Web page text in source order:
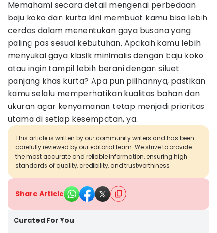
Memahami secara detail mengenai perbedaan
baju koko dan kurta kini membuat kamu bisa lebih
cerdas dalam menentukan gaya busana yang
paling pas sesuai kebutuhan. Apakah kamu lebih
menyukai gaya klasik minimalis dengan baju koko
atau ingin tampil lebih berani dengan siluet
panjang khas kurta? Apa pun pilihannya, pastikan
kamu selalu memperhatikan kualitas bahan dan
ukuran agar kenyamanan tetap menjadi prioritas
utama di setiap kesempatan, ya.
This article is written by our community writers and has been
carefully reviewed by our editorial team. We strive to provide
the most accurate and reliable information, ensuring high
standards of quality, credibility, and trustworthiness.
Share Article
Curated For You